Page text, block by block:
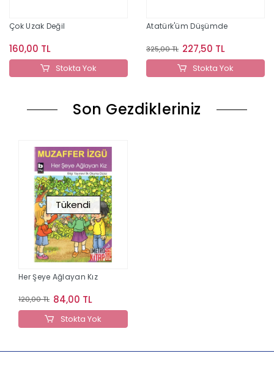
Çok Uzak Değil
160,00 TL
Stokta Yok
Atatürk'üm Düşümde
325,00 TL 227,50 TL
Stokta Yok
Son Gezdikleriniz
Tükendi
Her Şeye Ağlayan Kız
120,00 TL 84,00 TL
Stokta Yok